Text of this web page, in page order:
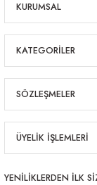
KURUMSAL
KATEGORİLER
SÖZLEŞMELER
ÜYELİK İŞLEMLERİ
YENİLİKLERDEN İLK